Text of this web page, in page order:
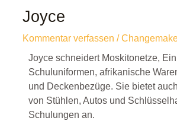
Joyce
Kommentar verfassen /
Joyce schneidert Moskitonetze,
Schuluniformen, afrikanische
und Deckenbezüge. Sie bietet
von Stühlen, Autos und
Schulungen an.